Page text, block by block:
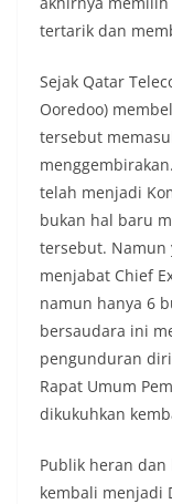
tertarik dan
Sejak Qatar
Ooredoo)
tersebut
telah menjadi
bukan hal baru
tersebut. Namun
menjabat Chief
namun hanya 6
bersaudara ini
pengunduran
Rapat Umum
dikukuhkan
Publik heran
kembali menjadi